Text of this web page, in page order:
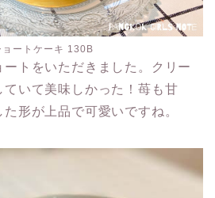
ョートケーキ 130B
トをいただきました。クリー
ていて美味しかった！苺も甘
形が上品で可愛いですね。